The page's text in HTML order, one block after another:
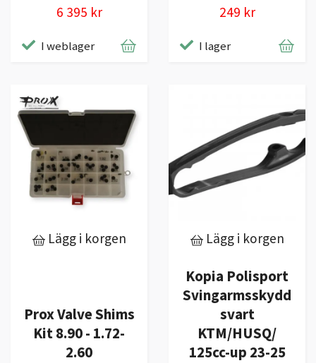
6 395 kr
I weblager
249 kr
I lager
Lägg i korgen
Prox Valve Shims
Kit 8.90 - 1.72-
2.60
Lägg i korgen
Kopia Polisport
Svingarmsskydd
svart
KTM/HUSQ/
125cc-up 23-25